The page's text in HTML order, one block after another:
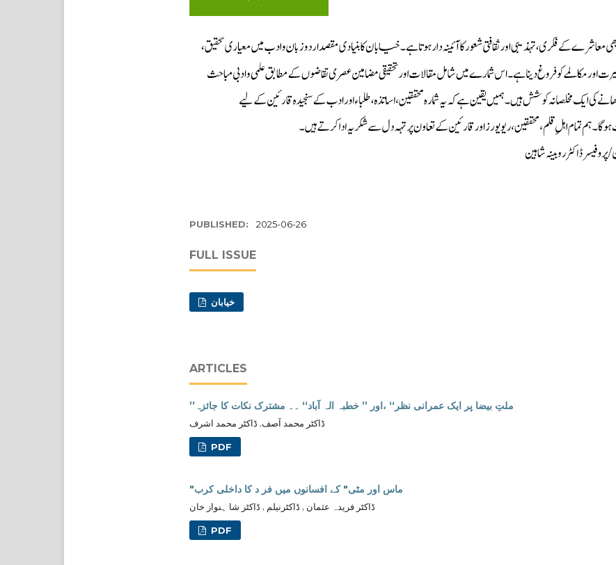
PUBLISHED: 2025-06-26
FULL ISSUE
خیابان
ARTICLES
’’ملتِ بیضا پر ایک عمرانی نظر‘‘ ،اور ’’ خطبہ الہ آباد‘‘ ۔۔ مشترک نکات کا جائزہ
ڈاکٹر محمد آصف, ڈاکٹر محمد اشرف
PDF
"ماس اور مٹی" کے افسانوں میں فر د کا داخلی کرب
ڈاکٹر فریدہ عثمان , ڈاکٹرنیلم , ڈاکٹر شا ہنواز خان
PDF